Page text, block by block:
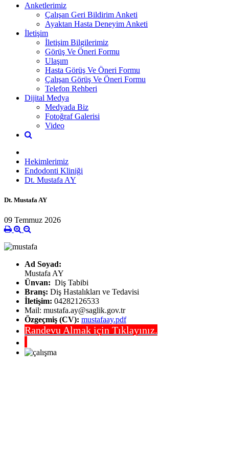
Anketlerimiz
Çalışan Geri Bildirim Anketi
Ayaktan Hasta Deneyim Anketi
İletişim
İletişim Bilgilerimiz
Görüş Ve Öneri Formu
Ulaşım
Hasta Görüş Ve Öneri Formu
Çalışan Görüş Ve Öneri Formu
Telefon Rehberi
Dijital Medya
Medyada Biz
Fotoğraf Galerisi
Video
Hekimlerimiz
Endodonti Kliniği
Dt. Mustafa AY
Dt. Mustafa AY
09 Temmuz 2026
Ad Soyad:
Mustafa AY
Ünvan: Diş Tabibi
Branş: Diş Hastalıkları ve Tedavisi
İletişim: 04282126533
Mail: mustafa.ay@saglik.gov.tr
Özgeçmiş (CV): mustafaay.pdf
Randevu Almak için Tıklayınız.